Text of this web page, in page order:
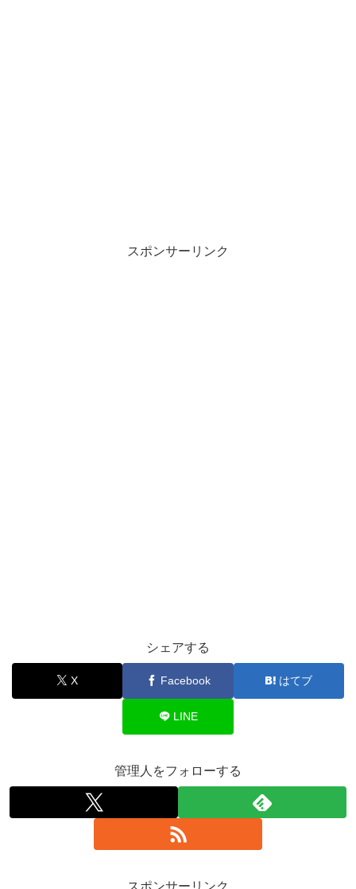
スポンサーリンク
シェアする
X Facebook はてブ
LINE
管理人をフォローする
スポンサーリンク